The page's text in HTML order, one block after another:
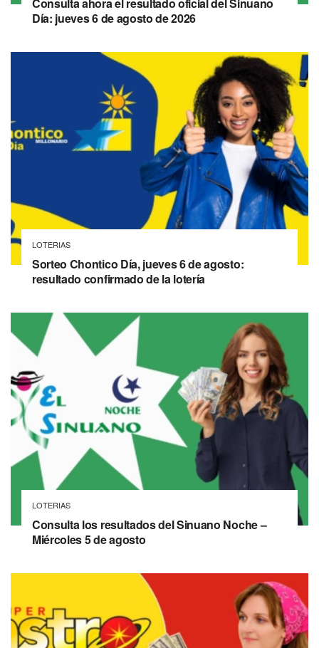
Día: jueves 6 de agosto de 2026
LOTERIAS
Sorteo Chontico Día, jueves 6 de agosto:
resultado confirmado de la lotería
LOTERIAS
Consulta los resultados del Sinuano Noche –
Miércoles 5 de agosto